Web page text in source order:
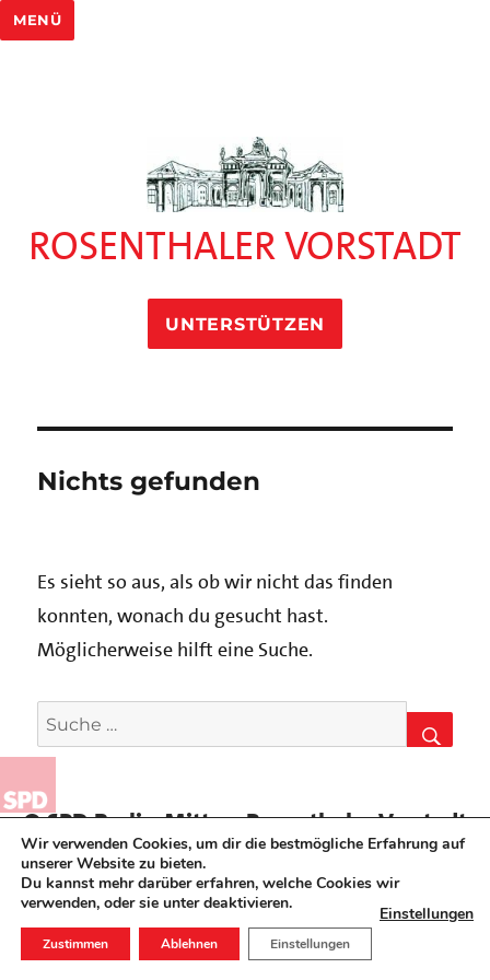
MENÜ
ROSENTHALER VORSTADT
UNTERSTÜTZEN
Nichts gefunden
Es sieht so aus, als ob wir nicht das finden
konnten, wonach du gesucht hast.
Möglicherweise hilft eine Suche.
Suche
nach:
© SPD Berlin-Mitte – Rosenthaler Vorstadt
Datenschutz
Impressum
Wir verwenden Cookies, um dir die bestmögliche Erfahrung auf
unserer Website zu bieten.
Du kannst mehr darüber erfahren, welche Cookies wir
verwenden, oder sie unter
Einstellungen
deaktivieren.
Zustimmen Ablehnen Einstellungen